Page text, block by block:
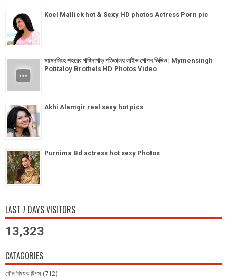
Koel Mallick hot & Sexy HD photos Actress Porn pic
ময়মনসিংহ শহরের গাঙ্গিনাপাড় পতিতালয় লাইভ গোপন ভিডিও | Mymensingh
Potitaloy Brothels HD Photos Video
Akhi Alamgir real sexy hot pics
Purnima Bd actress hot sexy Photos
LAST 7 DAYS VISITORS
13,323
CATAGORIES
যৌন বিষয়ক টিপস (712)